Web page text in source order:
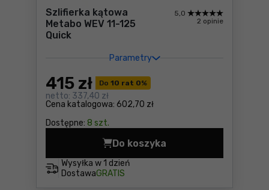
Szlifierka kątowa
Metabo WEV 11-125
Quick
Parametry
5,0
2 opinie
Do 10 rat 0%
Cena katalogowa: 602,70 zł
415 zł
netto: 337,40 zł
Dostępne: 8 szt.
Wysyłka w 1 dzień
DostawaGRATIS
Do koszyka
Szlifierka kątowa Metabo